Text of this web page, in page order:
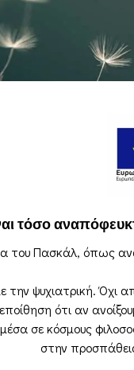
τόσο
του Πασκάλ, όπως
την ψυχιατρική.
ότι αν
σε κόσμους
στην